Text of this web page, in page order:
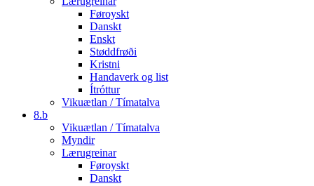
Føroyskt
Danskt
Enskt
Støddfrøði
Kristni
Handaverk og list
Ítróttur
Vikuætlan / Tímatalva
8.b
Vikuætlan / Tímatalva
Myndir
Lærugreinar
Føroyskt
Danskt